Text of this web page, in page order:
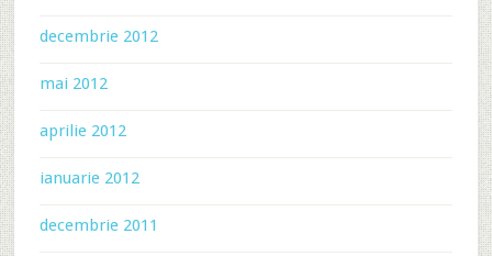
decembrie 2012
mai 2012
aprilie 2012
ianuarie 2012
decembrie 2011